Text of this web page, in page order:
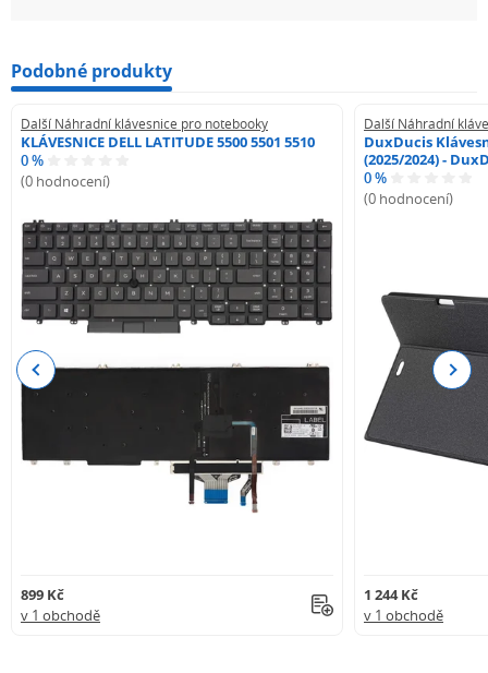
Podobné produkty
Další Náhradní klávesnice pro notebooky
KLÁVESNICE DELL LATITUDE 5500 5501 5510
0 %
(0 hodnocení)
899 Kč
v 1 obchodě
Další Náhradní
DuxDucis
(2025/2024) -
0 %
(0 hodnocení)
1 244 Kč
v 1 obchodě
Previous Next